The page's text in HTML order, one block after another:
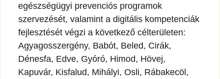
egészségügyi prevenciós programok
szervezését, valamint a digitális kompetenciák
fejlesztését végzi a következő célterületen:
Agyagosszergény, Babót, Beled, Cirák,
Dénesfa, Edve, Gyóró, Himod, Hövej,
Kapuvár, Kisfalud, Mihályi, Osli, Rábakecöl,